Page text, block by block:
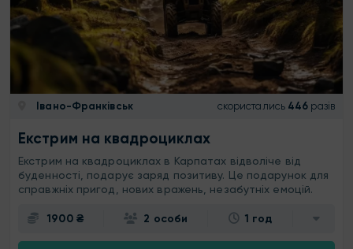
Івано-Франківськ скористались 446 разів
Екстрим на квадроциклах
Екстрим на квадроциклах в Карпатах відволіче від
буденності, подарує заряд позитиву. Це подарунок для
справжніх пригод, нових вражень, незабутніх емоцій.
1900 ₴ 2 особи 1 год